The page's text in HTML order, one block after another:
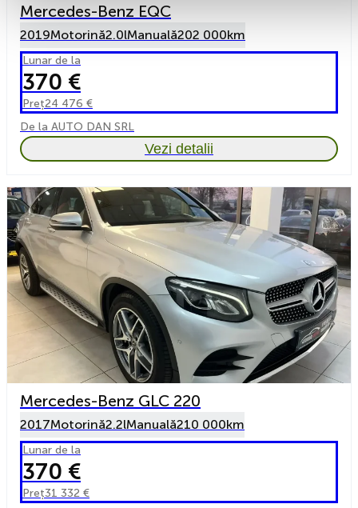
Mercedes-Benz EQC
2019Motorină2.0lManuală202 000km
Lunar de la
370 €
Preț24 476 €
De la AUTO DAN SRL
Vezi detalii
Mercedes-Benz GLC 220
2017Motorină2.2lManuală210 000km
Lunar de la
370 €
Preț31 332 €